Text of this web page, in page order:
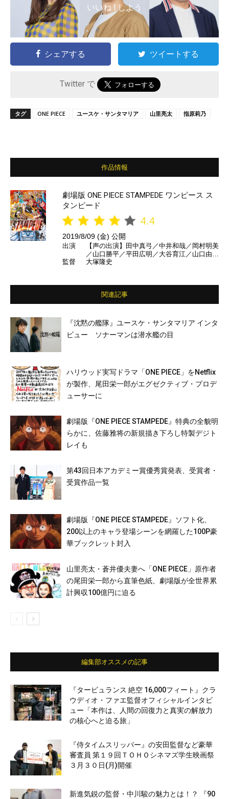
いいね ! しよう
シェアする ツイートする
Twitter で
タグ ONE PIECE ユースケ・サンタマリア 山里亮太 指原莉乃
作品情報
劇場版 ONE PIECE STAMPEDE ワンピース ス
タンピード
4.4
2019/8/09 (金) 公開
出演
【声の出演】田中真弓／中井和哉／岡村明美
／山口勝平／平田広明／大谷育江／山口由里
子／矢尾一樹／チョー／磯部勉／ユースケ・
／ぺけたん／ダーマ／ザカオ／ロン・モンロ
監督 大塚隆史
関連記事
『沈黙の艦隊』ユースケ・サンタマリア インタ
ビュー ソナーマンは潜水艦の目
ハリウッド実写ドラマ「ONE PIECE」をNetflix
が製作、尾田栄一郎がエグゼクティブ・プロデ
ューサーに
劇場版『ONE PIECE STAMPEDE』特典の全貌明
らかに、佐藤雅将の新規描き下ろし特製デジト
レイも
第43回日本アカデミー賞優秀賞発表、受賞者・
受賞作品一覧
劇場版『ONE PIECE STAMPEDE』ソフト化、
200以上のキャラ登場シーンを網羅した100P豪
華ブックレット封入
山里亮太・蒼井優夫妻へ「ONE PIECE」原作者
の尾田栄一郎から直筆色紙、劇場版が全世界累
計興収100億円に迫る
編集部オススメの記事
『タービュランス 絶空 16,000フィート』クラ
ウディオ・ファエ監督オフィシャルインタビ
ュー「本作は、人間の回復力と真実の解放力
の核心へと迫る旅」
『侍タイムスリッパー』の安田監督など豪華
審査員 第１９回ＴＯＨＯシネマズ学生映画祭
３月３０日(月)開催
新進気鋭の監督・中川駿の魅力とは！？ 『90